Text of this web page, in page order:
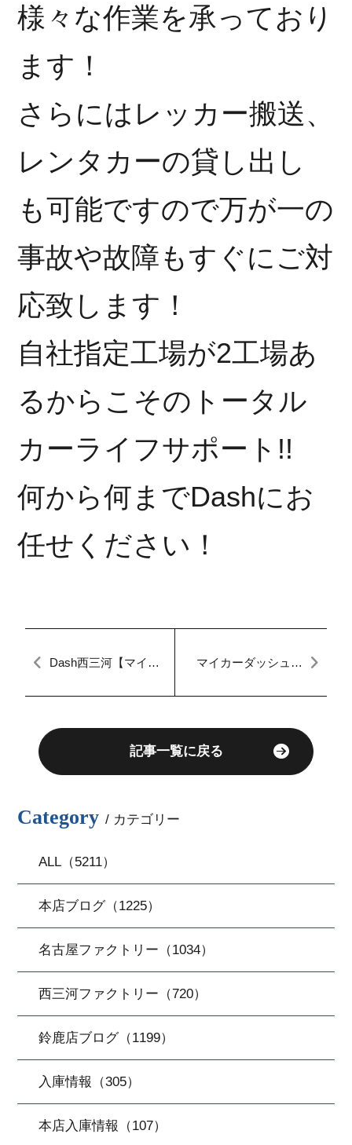
様々な作業を承っており
ます！
さらにはレッカー搬送、
レンタカーの貸し出し
も可能ですので万が一の
事故や故障もすぐにご対
応致します！
自社指定工場が2工場あ
るからこそのトータル
カーライフサポート!!
何から何までDashにお
任せください！
Dash西三河【マイカ
庫！】【☆スクラム
もたくさん♪】【審査
通過率100％！？】
【最大８４回払い♪】
マイカーダッシュ名
記事一覧に戻る
Category / カテゴリー
ALL（5211）
本店ブログ（1225）
名古屋ファクトリー（1034）
西三河ファクトリー（720）
鈴鹿店ブログ（1199）
入庫情報（305）
本店入庫情報（107）